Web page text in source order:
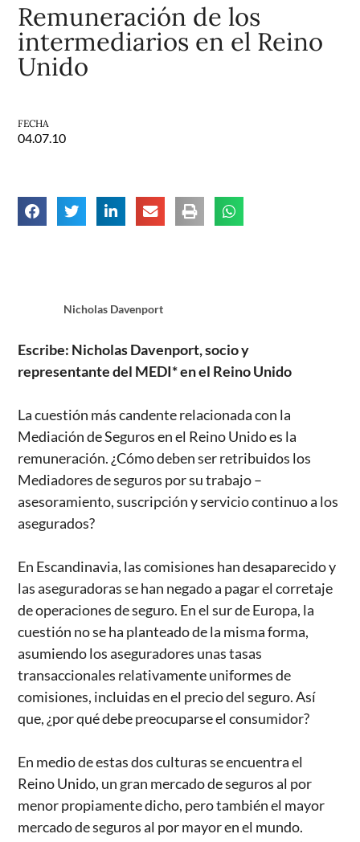
Remuneración de los
intermediarios en el Reino
Unido
FECHA
04.07.10
Nicholas Davenport
Escribe: Nicholas Davenport, socio y
representante del MEDI* en el Reino Unido
La cuestión más candente relacionada con la
Mediación de Seguros en el Reino Unido es la
remuneración. ¿Cómo deben ser retribuidos los
Mediadores de seguros por su trabajo –
asesoramiento, suscripción y servicio continuo a los
asegurados?
En Escandinavia, las comisiones han desaparecido y
las aseguradoras se han negado a pagar el corretaje
de operaciones de seguro. En el sur de Europa, la
cuestión no se ha planteado de la misma forma,
asumiendo los aseguradores unas tasas
transaccionales relativamente uniformes de
comisiones, incluidas en el precio del seguro. Así
que, ¿por qué debe preocuparse el consumidor?
En medio de estas dos culturas se encuentra el
Reino Unido, un gran mercado de seguros al por
menor propiamente dicho, pero también el mayor
mercado de seguros al por mayor en el mundo.